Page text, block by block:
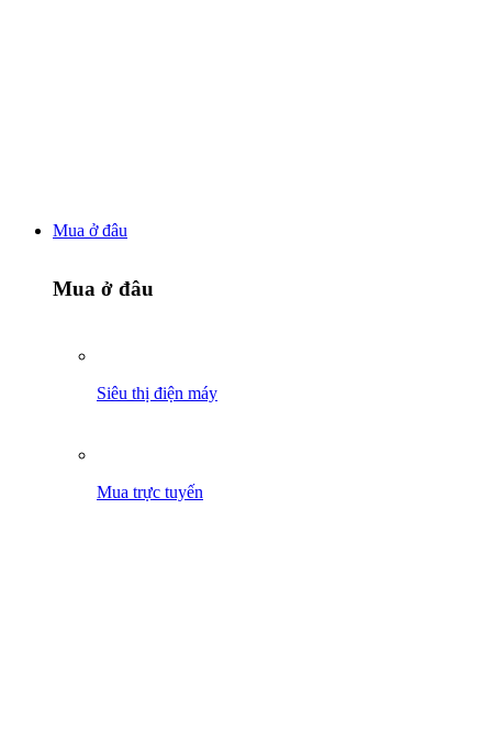
Mua ở đâu
Mua ở đâu
Siêu thị điện máy
Mua trực tuyến